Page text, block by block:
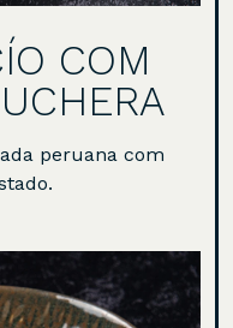
COM
peruana com